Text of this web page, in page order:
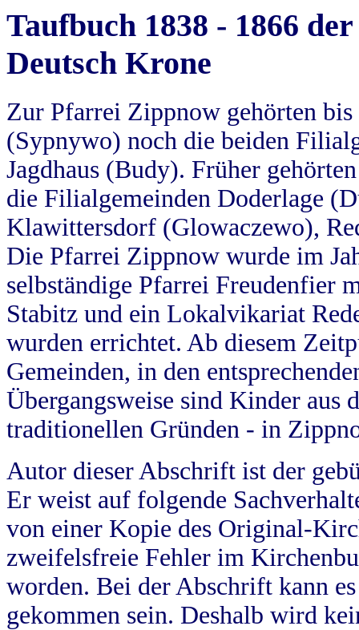
Taufbuch 1838 - 1866
Deutsch Krone
Zur Pfarrei Zippnow gehörten
(Sypnywo) noch die beiden
Jagdhaus (Budy). Früher
die Filialgemeinden Doderlage
Klawittersdorf (Glowaczewo),
Die Pfarrei Zippnow wurde im
selbständige Pfarrei Freudenfier
Stabitz und ein Lokalvikariat
wurden errichtet. Ab diesem
Gemeinden, in den
Übergangsweise sind Kinder aus
traditionellen Gründen - in
Autor dieser Abschrift ist der
Er weist auf folgende
von einer Kopie des Original-
zweifelsfreie Fehler im
worden. Bei der Abschrift kann
gekommen sein. Deshalb wird